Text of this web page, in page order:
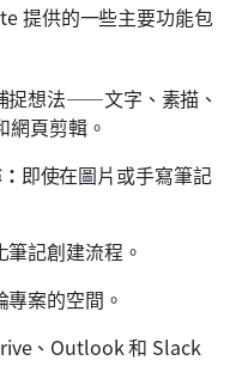
提供的一些主要功能包
捉想法——文字、素描、
網頁剪輯。
即使在圖片或手寫筆記
記創建流程。
案的空間。
、Outlook 和 Slack